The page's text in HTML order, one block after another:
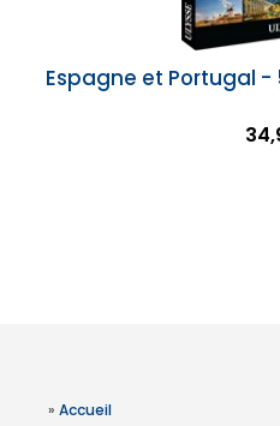
Espagne et Portugal -
» Accueil